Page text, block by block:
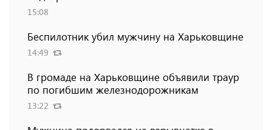
15:08
Беспилотник убил мужчину на Харьковщине
14:49
В громаде на Харьковщине объявили траур
по погибшим железнодорожникам
13:22